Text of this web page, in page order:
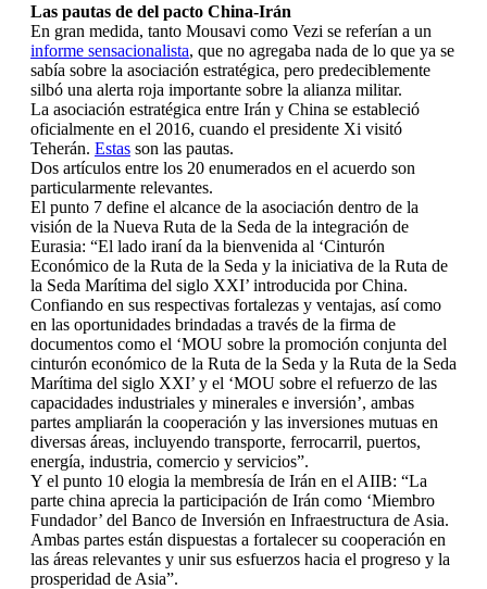
Las pautas de del pacto China-Irán
En gran medida, tanto Mousavi como Vezi se referían a un
informe sensacionalista, que no agregaba nada de lo que ya se
sabía sobre la asociación estratégica, pero predeciblemente
silbó una alerta roja importante sobre la alianza militar.
La asociación estratégica entre Irán y China se estableció
oficialmente en el 2016, cuando el presidente Xi visitó
Teherán. Estas son las pautas.
Dos artículos entre los 20 enumerados en el acuerdo son
particularmente relevantes.
El punto 7 define el alcance de la asociación dentro de la
visión de la Nueva Ruta de la Seda de la integración de
Eurasia: “El lado iraní da la bienvenida al ‘Cinturón
Económico de la Ruta de la Seda y la iniciativa de la Ruta de
la Seda Marítima del siglo XXI’ introducida por China.
Confiando en sus respectivas fortalezas y ventajas, así como
en las oportunidades brindadas a través de la firma de
documentos como el ‘MOU sobre la promoción conjunta del
cinturón económico de la Ruta de la Seda y la Ruta de la Seda
Marítima del siglo XXI’ y el ‘MOU sobre el refuerzo de las
capacidades industriales y minerales e inversión’, ambas
partes ampliarán la cooperación y las inversiones mutuas en
diversas áreas, incluyendo transporte, ferrocarril, puertos,
energía, industria, comercio y servicios”.
Y el punto 10 elogia la membresía de Irán en el AIIB: “La
parte china aprecia la participación de Irán como ‘Miembro
Fundador’ del Banco de Inversión en Infraestructura de Asia.
Ambas partes están dispuestas a fortalecer su cooperación en
las áreas relevantes y unir sus esfuerzos hacia el progreso y la
prosperidad de Asia”.